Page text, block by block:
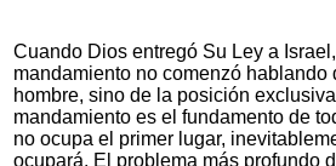
Cuando Dios entregó Su Ley a
mandamiento no comenzó hablando
hombre, sino de la posición
mandamiento es el fundamento de
no ocupa el primer lugar,
ocupará. El problema más profundo